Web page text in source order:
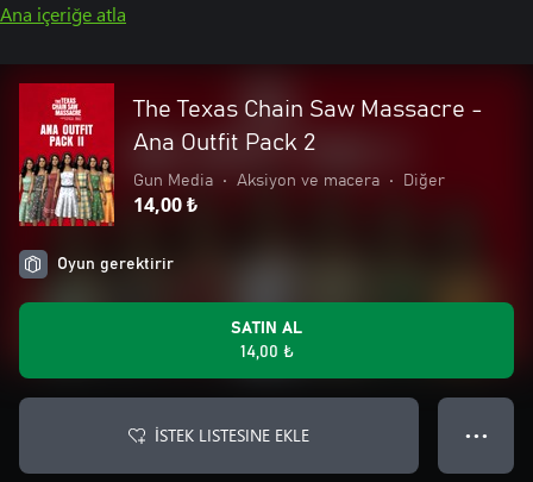
Ana içeriğe atla
The Texas Chain Saw Massacre -
Ana Outfit Pack 2
Gun Media • Aksiyon ve macera • Diğer
14,00 ₺
Oyun gerektirir
SATIN AL
14,00 ₺
İSTEK LISTESINE EKLE ● ● ●